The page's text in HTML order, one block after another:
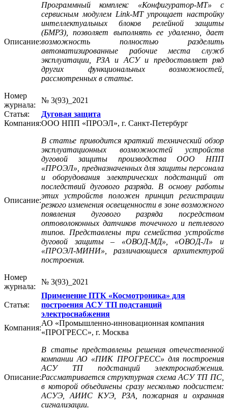
Описание:
Программный комплекс «Конфигуратор-МТ» с
сервисным модулем Link-MT упрощает настройку
интеллектуальных блоков релейной защиты
(БМРЗ), позволяет выполнять ее удаленно, дает
возможность полностью разделить
автоматизированные рабочие места служб
эксплуатации, РЗА и АСУ и предоставляет ряд
других функциональных возможностей,
рассмотренных в статье.
Номер
журнала:
№ 3(93)_2021
Статья:
Дуговая защита
Компания:ООО НПП «ПРОЭЛ», г. Санкт-Петербург
Описание:
В статье приводится краткий технический обзор
эксплуатационных возможностей устройств
дуговой защиты производства ООО НПП
«ПРОЭЛ», предназначенных для защиты персонала
и оборудования электрических подстанций от
последствий дугового разряда. В основу работы
этих устройств положен принцип регистрации
резкого изменения освещенности в зоне возможного
появления дугового разряда посредством
оптоволоконных датчиков точечного и петлевого
типов. Представлены три семейства устройств
дуговой защиты – «ОВОД-МД», «ОВОД-Л» и
«ПРОЭЛ-МИНИ», различающиеся архитектурой
построения.
Номер
журнала:
№ 3(93)_2021
Статья:
Применение ПТК «Космотроника» для
построения АСУ ТП подстанций
электроснабжения
Компания:
АО «Промышленно-инновационная компания
«ПРОГРЕСС», г. Москва
Описание:
В статье представлены решения отечественной
компании АО «ПИК ПРОГРЕСС» для построения
АСУ ТП подстанций электроснабжения.
Рассматривается структурная схема АСУ ТП ПС,
в которой объединены сразу несколько подсистем:
АСУЭ, АИИС КУЭ, РЗА, пожарная и охранная
сигнализации.